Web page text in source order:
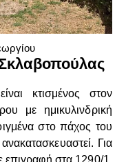
κτισμένος στον
με ημικυλινδρική
στο πάχος του
Για